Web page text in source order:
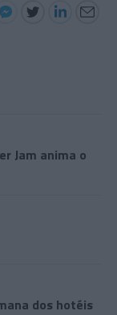
Jam anima o
dos hotéis